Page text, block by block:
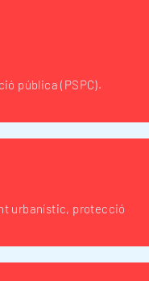
pública (PSPC).
urbanístic, protecció